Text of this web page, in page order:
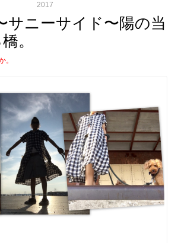
2017
サニーサイド〜陽の当
。
。